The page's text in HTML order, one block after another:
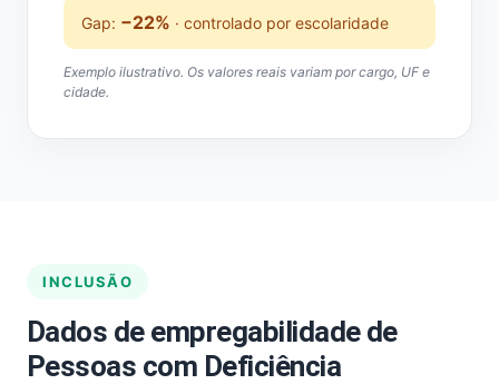
Gap: −22% · controlado por escolaridade
Exemplo ilustrativo. Os valores reais variam por cargo, UF e
cidade.
INCLUSÃO
Dados de empregabilidade de
Pessoas com Deficiência